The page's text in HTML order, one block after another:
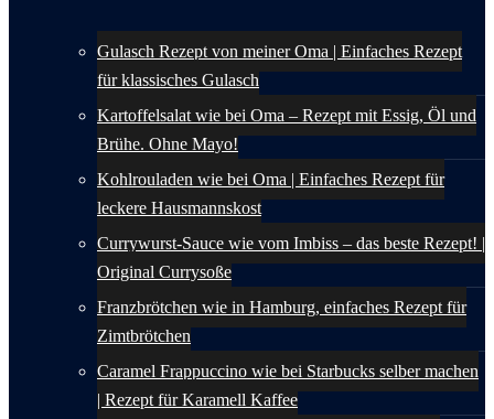
Gulasch Rezept von meiner Oma | Einfaches Rezept
für klassisches Gulasch
Kartoffelsalat wie bei Oma – Rezept mit Essig, Öl und
Brühe. Ohne Mayo!
Kohlrouladen wie bei Oma | Einfaches Rezept für
leckere Hausmannskost
Currywurst-Sauce wie vom Imbiss – das beste Rezept! |
Original Currysoße
Franzbrötchen wie in Hamburg, einfaches Rezept für
Zimtbrötchen
Caramel Frappuccino wie bei Starbucks selber machen
| Rezept für Karamell Kaffee